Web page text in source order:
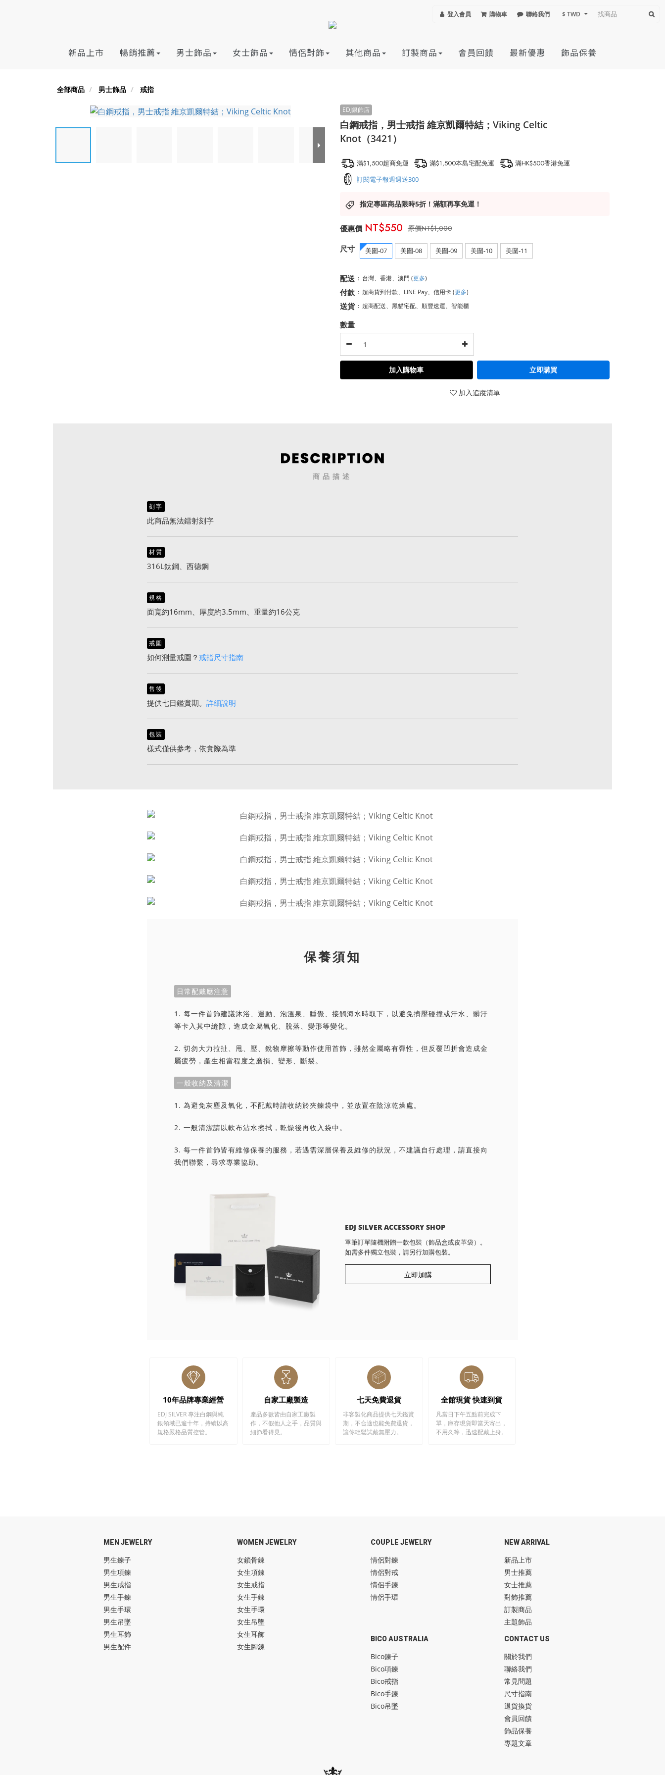
登入會員 購物車 聯絡我們 $ TWD
新品上市 暢銷推薦 男士飾品 女士飾品 情侶對飾 其他商品 訂製商品 會員回饋 最新優惠 飾品保養
全部商品 男士飾品 戒指
白鋼戒指，男士戒指 維京凱爾特結；Viking Celtic
Knot（3421）
滿$1,500超商免運 滿$1,500本島宅配免運 滿HK$500香港免運
訂閱電子報週週送300
指定專區商品限時5折！滿額再享免運！
NT$1,000
NT$550
尺寸 美圍-07 美圍-08 美圍-09 美圍-10 美圍-11
配送 : 台灣、香港、澳門 (更多)
付款 : 超商貨到付款、LINE Pay、信用卡(更多)
送貨 : 超商配送、黑貓宅配、順豐速運、智能櫃
數量
加入購物車 立即購買
加入追蹤清單
商品描述
刻字
此商品無法鐳射刻字
材質
316L鈦鋼、西德鋼
規格
面寬約16mm、厚度約3.5mm、重量約16公克
戒圍
如何測量戒圍？ 戒指尺寸指南
售後
提供七日鑑賞期。 詳細說明
包裝
樣式僅供參考，依實際為準
保養須知
日常配戴應注意
1. 每一件首飾建議沐浴、運動、泡溫泉、睡覺、接觸海水時取下，以避免擠壓碰撞或汗水、髒汙
等卡入其中縫隙，造成金屬氧化、脫落、變形等變化。
2. 切勿大力拉扯、甩、壓、銳物摩擦等動作使用首飾，雖然金屬略有彈性，但反覆凹折會造成金
屬疲勞，產生相當程度之磨損、變形、斷裂。
一般收納及清潔
1. 為避免灰塵及氧化，不配戴時請收納於夾鍊袋中，並放置在陰涼乾燥處。
2. 一般清潔請以軟布沾水擦拭，乾燥後再收入袋中。
3. 每一件首飾皆有維修保養的服務，若遇需深層保養及維修的狀況，不建議自行處理，請直接向
我們聯繫，尋求專業協助。
EDJ SILVER ACCESSORY SHOP
單筆訂單隨機附贈一款包裝（飾品盒或皮革袋）。
如需多件獨立包裝，請另行加購包裝。
立即加購
10年品牌專業經營
EDJ SILVER 專注白鋼與純
銀領域已逾十年，持續以高
規格嚴格品質控管。
自家工廠製造
產品多數皆由自家工廠製
作，不假他人之手，品質與
細節看得見。
七天免費退貨
非客製化商品提供七天鑑賞
期，不合適也能免費退貨，
讓你輕鬆試戴無壓力。
全館現貨 快速到貨
凡當日下午五點前完成下
單，庫存現貨即當天寄出，
不用久等，迅速配戴上身。
MEN JEWELRY
男生鍊子
男生項鍊
男生戒指
男生手鍊
男生手環
男生吊墜
男生耳飾
男生配件
WOMEN JEWELRY
女鎖骨鍊
女生項鍊
女生戒指
女生手鍊
女生手環
女生吊墜
女生耳飾
女生腳鍊
COUPLE JEWELRY
情侶對鍊
情侶對戒
情侶手鍊
情侶手環
BICO AUSTRALIA
Bico鍊子
Bico項鍊
Bico戒指
Bico手鍊
Bico吊墜
NEW ARRIVAL
新品上市
男士推薦
女士推薦
對飾推薦
訂製商品
主題飾品
CONTACT US
關於我們
聯絡我們
常見問題
尺寸指南
退貨換貨
會員回饋
飾品保養
專題文章